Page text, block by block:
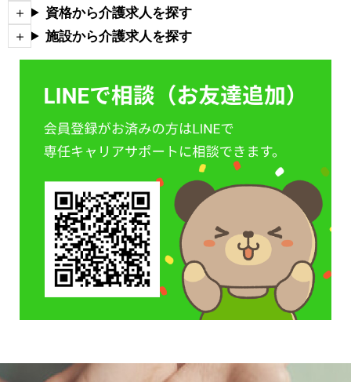
資格から介護求人を探す
施設から介護求人を探す